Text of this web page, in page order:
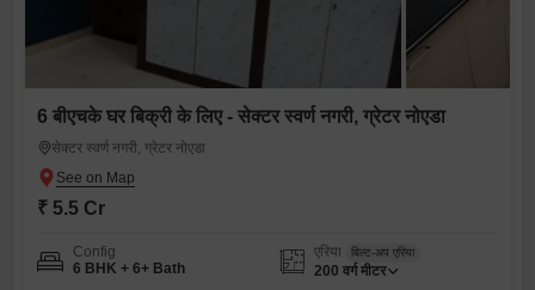
6 बीएचके घर बिक्री के लिए - सेक्टर स्वर्ण नगरी, ग्रेटर नोएडा
सेक्टर स्वर्ण नगरी, ग्रेटर नोएडा
₹ 5.5 Cr
Config
6 BHK + 6+ Bath
एरिया बिल्ट-अप एरिया
200 वर्ग मीटर